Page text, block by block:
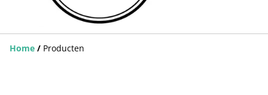
Home / Producten